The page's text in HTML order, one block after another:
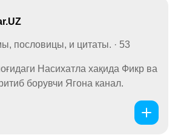
пословицы, и цитаты. · 53
Насихатла хақида Фикр ва
борувчи Ягона канал.